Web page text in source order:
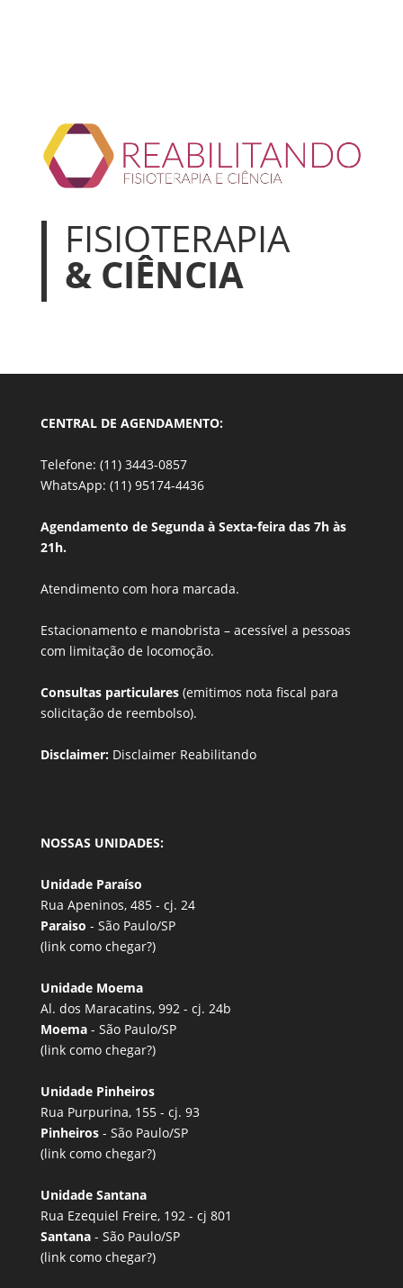
FISIOTERAPIA
& CIÊNCIA
CENTRAL DE AGENDAMENTO:
Telefone: (11) 3443-0857
WhatsApp: (11) 95174-4436
Agendamento de Segunda à Sexta-feira das 7h às
21h.
Atendimento com hora marcada.
Estacionamento e manobrista – acessível a pessoas
com limitação de locomoção.
Consultas particulares (emitimos nota fiscal para
solicitação de reembolso).
Disclaimer: Disclaimer Reabilitando
NOSSAS UNIDADES:
Unidade Paraíso
Rua Apeninos, 485 - cj. 24
Paraiso - São Paulo/SP
(link como chegar?)
Unidade Moema
Al. dos Maracatins, 992 - cj. 24b
Moema - São Paulo/SP
(link como chegar?)
Unidade Pinheiros
Rua Purpurina, 155 - cj. 93
Pinheiros - São Paulo/SP
(link como chegar?)
Unidade Santana
Rua Ezequiel Freire, 192 - cj 801
Santana - São Paulo/SP
(link como chegar?)